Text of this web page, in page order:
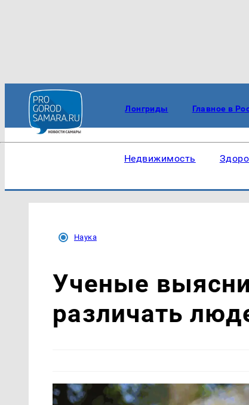
Лонгриды Главное в
Недвижимость
Наука
Ученые
различать